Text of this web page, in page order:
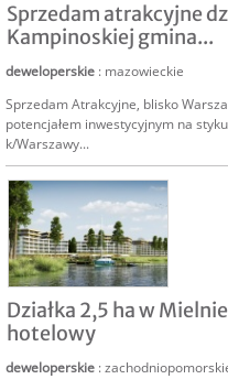
Sprzedam atrakcyjne
Kampinoskiej gmina...
deweloperskie : mazowieckie
Sprzedam Atrakcyjne, blisko
potencjałem inwestycyjnym na
k/Warszawy...
Działka 2,5 ha w
hotelowy
deweloperskie :